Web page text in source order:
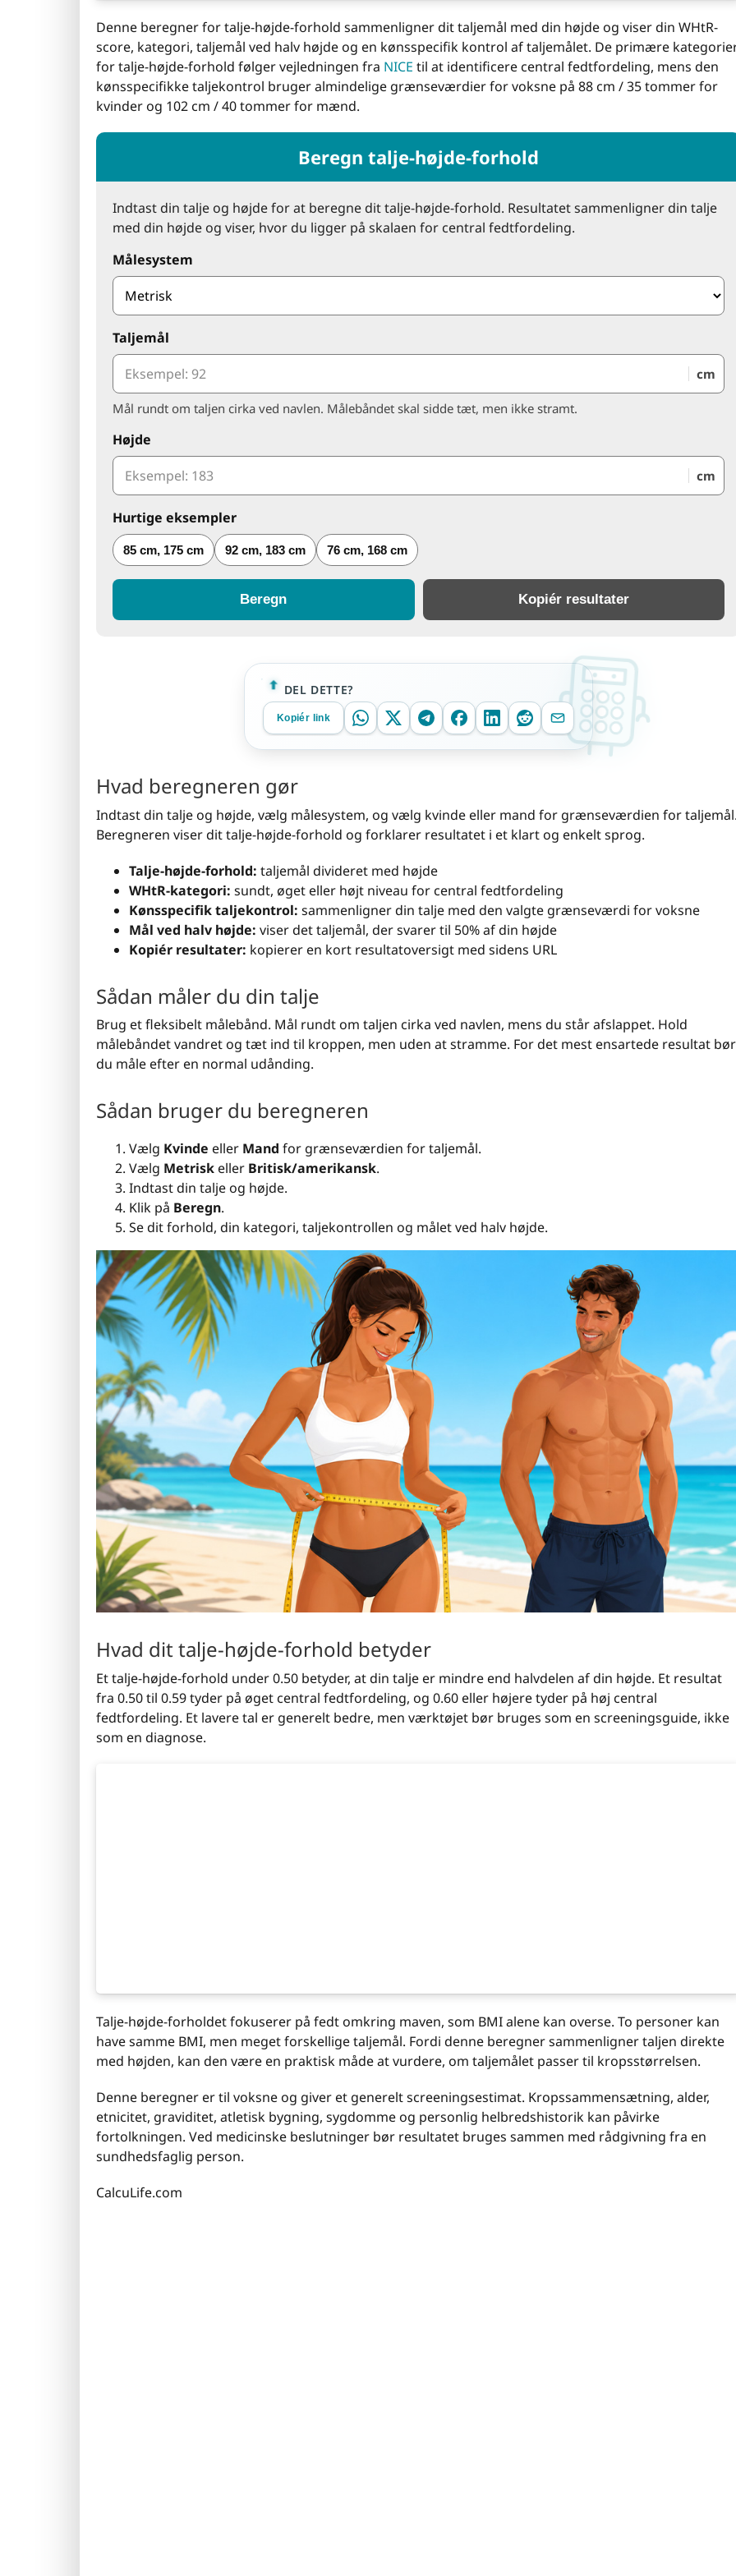
Denne beregner for talje-højde-forhold sammenligner dit taljemål med din højde og viser din WHtR-
score, kategori, taljemål ved halv højde og en kønsspecifik kontrol af taljemålet. De primære
for talje-højde-forhold følger vejledningen fra NICE til at identificere central fedtfordeling, mens den
kønsspecifikke taljekontrol bruger almindelige grænseværdier for voksne på 88 cm / 35 tommer for
kvinder og 102 cm / 40 tommer for mænd.
Beregn talje-højde-forhold
Indtast din talje og højde for at beregne dit talje-højde-forhold. Resultatet sammenligner din talje
med din højde og viser, hvor du ligger på skalaen for central fedtfordeling.
Målesystem
Taljemål
cm
Mål rundt om taljen cirka ved navlen. Målebåndet skal sidde tæt, men ikke stramt.
Højde
cm
Hurtige eksempler
85 cm, 175 cm 92 cm, 183 cm 76 cm, 168 cm
Beregn Kopiér resultater
DEL DETTE?
Kopiér link
Hvad beregneren gør
Indtast din talje og højde, vælg målesystem, og vælg kvinde eller mand for grænseværdien for
Beregneren viser dit talje-højde-forhold og forklarer resultatet i et klart og enkelt sprog.
Talje-højde-forhold: taljemål divideret med højde
WHtR-kategori: sundt, øget eller højt niveau for central fedtfordeling
Kønsspecifik taljekontrol: sammenligner din talje med den valgte grænseværdi for voksne
Mål ved halv højde: viser det taljemål, der svarer til 50% af din højde
Kopiér resultater: kopierer en kort resultatoversigt med sidens URL
Sådan måler du din talje
Brug et fleksibelt målebånd. Mål rundt om taljen cirka ved navlen, mens du står afslappet. Hold
målebåndet vandret og tæt ind til kroppen, men uden at stramme. For det mest ensartede resultat bør
du måle efter en normal udånding.
Sådan bruger du beregneren
Vælg Kvinde eller Mand for grænseværdien for taljemål.
Vælg Metrisk eller Britisk/amerikansk.
Indtast din talje og højde.
Klik på Beregn.
Se dit forhold, din kategori, taljekontrollen og målet ved halv højde.
Hvad dit talje-højde-forhold betyder
Et talje-højde-forhold under 0.50 betyder, at din talje er mindre end halvdelen af din højde. Et resultat
fra 0.50 til 0.59 tyder på øget central fedtfordeling, og 0.60 eller højere tyder på høj central
fedtfordeling. Et lavere tal er generelt bedre, men værktøjet bør bruges som en screeningsguide, ikke
som en diagnose.
Talje-højde-forholdet fokuserer på fedt omkring maven, som BMI alene kan overse. To personer kan
have samme BMI, men meget forskellige taljemål. Fordi denne beregner sammenligner taljen direkte
med højden, kan den være en praktisk måde at vurdere, om taljemålet passer til kropsstørrelsen.
Denne beregner er til voksne og giver et generelt screeningsestimat. Kropssammensætning, alder,
etnicitet, graviditet, atletisk bygning, sygdomme og personlig helbredshistorik kan påvirke
fortolkningen. Ved medicinske beslutninger bør resultatet bruges sammen med rådgivning fra en
sundhedsfaglig person.
CalcuLife.com